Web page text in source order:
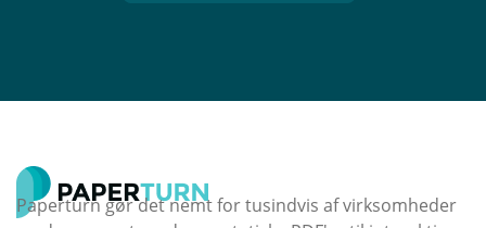
Paperturn gør det nemt for tusindvis af virksomheder